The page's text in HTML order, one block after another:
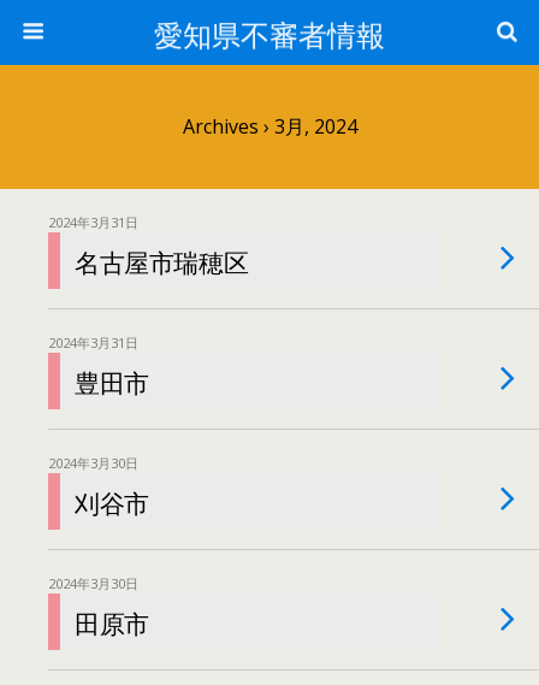
愛知県不審者情報
Archives › 3月, 2024
2024年3月31日
名古屋市瑞穂区
2024年3月31日
豊田市
2024年3月30日
刈谷市
2024年3月30日
田原市